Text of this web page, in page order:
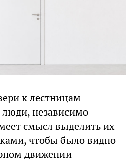
к лестницам
независимо
смысл выделить их
чтобы было видно
движении